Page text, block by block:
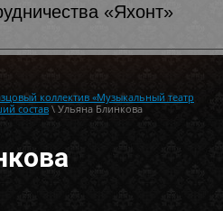
«Яхонт»
коллектив «Музыкальный театр
состав \ Ульяна Блинкова